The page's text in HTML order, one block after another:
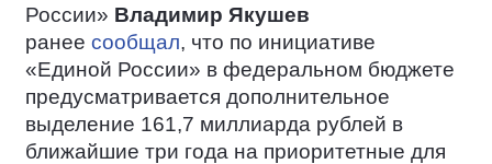
России» Владимир Якушев
ранее сообщал, что по инициативе
«Единой России» в федеральном бюджете
предусматривается дополнительное
выделение 161,7 миллиарда рублей в
ближайшие три года на приоритетные для